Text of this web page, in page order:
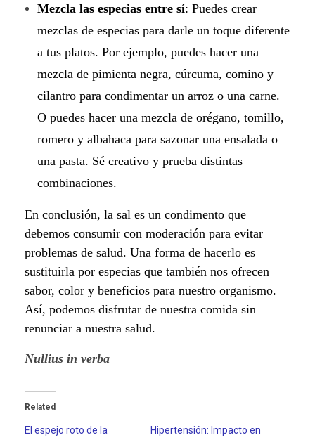
Mezcla las especias entre sí: Puedes crear
mezclas de especias para darle un toque diferente
a tus platos. Por ejemplo, puedes hacer una
mezcla de pimienta negra, cúrcuma, comino y
cilantro para condimentar un arroz o una carne.
O puedes hacer una mezcla de orégano, tomillo,
romero y albahaca para sazonar una ensalada o
una pasta. Sé creativo y prueba distintas
combinaciones.
En conclusión, la sal es un condimento que
debemos consumir con moderación para evitar
problemas de salud. Una forma de hacerlo es
sustituirla por especias que también nos ofrecen
sabor, color y beneficios para nuestro organismo.
Así, podemos disfrutar de nuestra comida sin
renunciar a nuestra salud.
Nullius in verba
Related
El espejo roto de la
Hipertensión: Impacto en